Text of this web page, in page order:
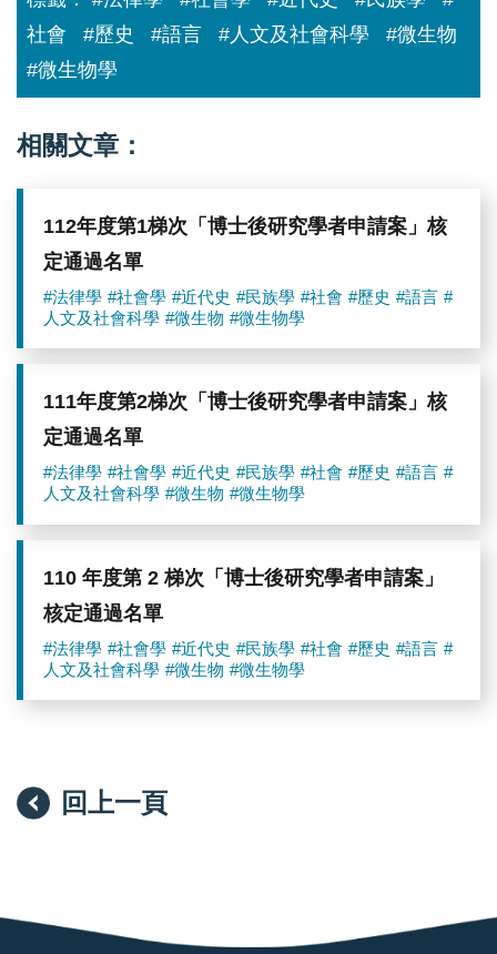
社會
#歷史 #語言 #人文及社會科學
#微生物
#微生物學
相關文章：
112年度第1梯次「博士後研究學者申請案」核
定通過名單
#法律學 #社會學 #近代史 #民族學 #社會 #歷史 #語言 #
人文及社會科學 #微生物 #微生物學
111年度第2梯次「博士後研究學者申請案」核
定通過名單
#法律學 #社會學 #近代史 #民族學 #社會 #歷史 #語言 #
人文及社會科學 #微生物 #微生物學
110 年度第 2 梯次「博士後研究學者申請案」
核定通過名單
#法律學 #社會學 #近代史 #民族學 #社會 #歷史 #語言 #
人文及社會科學 #微生物 #微生物學
回上一頁